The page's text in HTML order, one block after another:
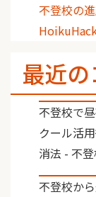
不登校の
最近
不登校で
クール活
消法 - 不
不登校か